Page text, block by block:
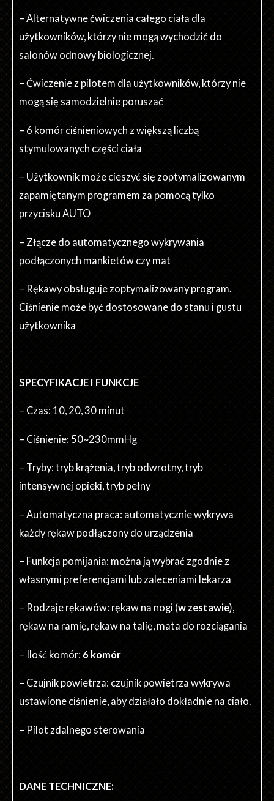
– Alternatywne ćwiczenia całego ciała dla
użytkowników, którzy nie mogą wychodzić do
salonów odnowy biologicznej.
– Ćwiczenie z pilotem dla użytkowników, którzy nie
mogą się samodzielnie poruszać
– 6 komór ciśnieniowych z większą liczbą
stymulowanych części ciała
– Użytkownik może cieszyć się zoptymalizowanym
zapamiętanym programem za pomocą tylko
przycisku AUTO
– Złącze do automatycznego wykrywania
podłączonych mankietów czy mat
– Rękawy obsługuje zoptymalizowany program.
Ciśnienie może być dostosowane do stanu i gustu
użytkownika
SPECYFIKACJE I FUNKCJE
– Czas: 10, 20, 30 minut
– Ciśnienie: 50~230mmHg
– Tryby: tryb krążenia, tryb odwrotny, tryb
intensywnej opieki, tryb pełny
– Automatyczna praca: automatycznie wykrywa
każdy rękaw podłączony do urządzenia
– Funkcja pomijania: można ją wybrać zgodnie z
własnymi preferencjami lub zaleceniami lekarza
– Rodzaje rękawów: rękaw na nogi (w zestawie),
rękaw na ramię, rękaw na talię, mata do rozciągania
– Ilość komór: 6 komór
– Czujnik powietrza: czujnik powietrza wykrywa
ustawione ciśnienie, aby działało dokładnie na ciało.
– Pilot zdalnego sterowania
DANE TECHNICZNE: